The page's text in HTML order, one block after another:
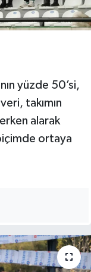
yüzde 50’si,
takımın
alarak
ortaya